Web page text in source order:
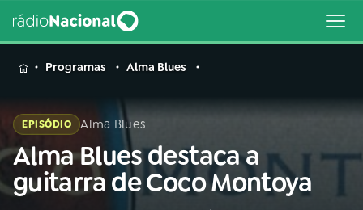
MENU
Buscar
na
Rádio
Buscar
Programas Alma Blues
EPISÓDIO Alma Blues
Alma Blues destaca a
guitarra de Coco Montoya